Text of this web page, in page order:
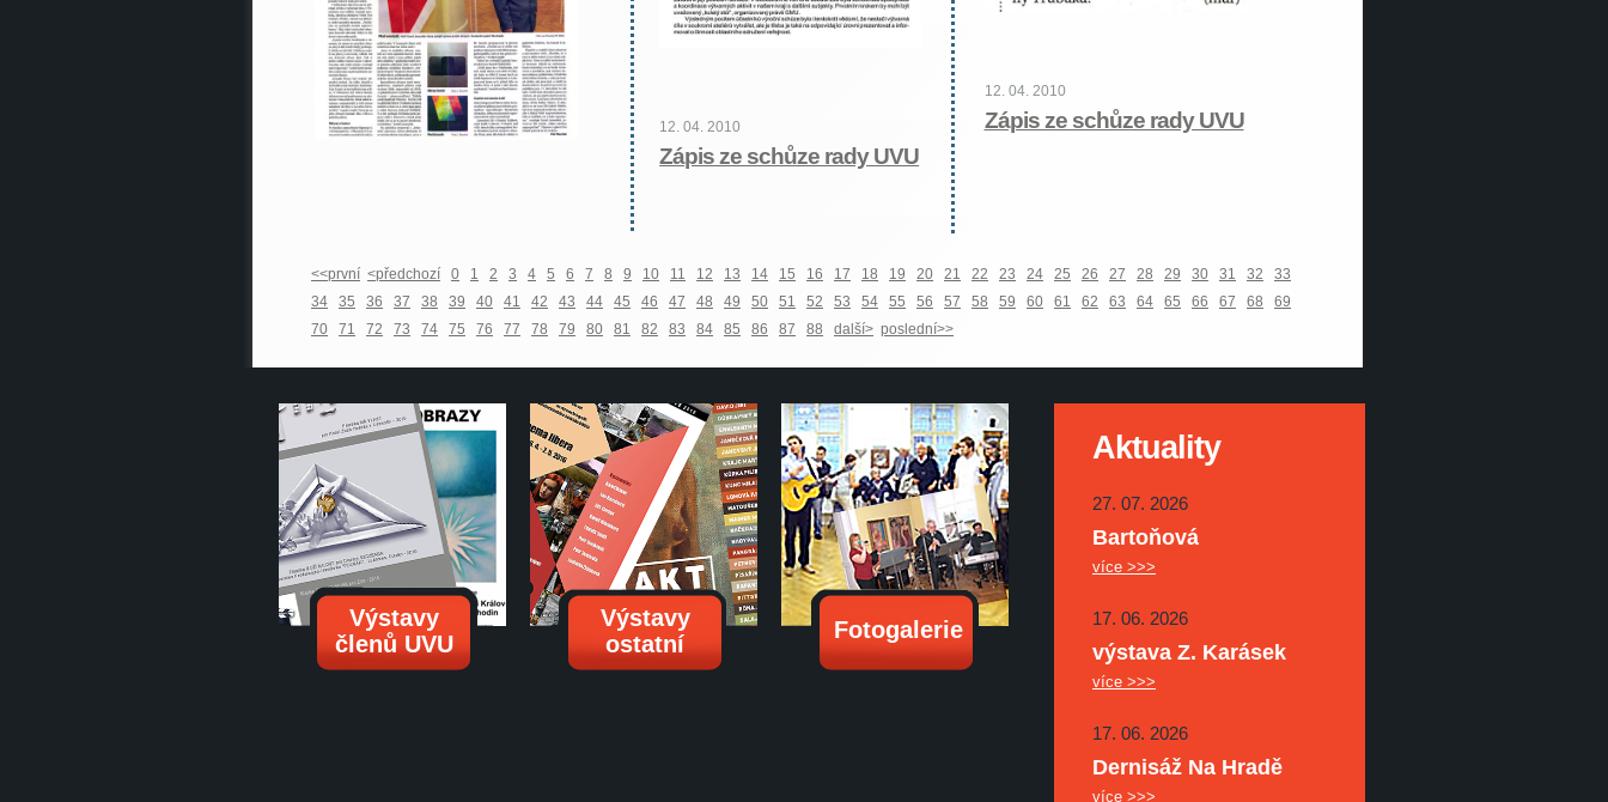
12. 04. 2010
Zápis ze schůze rady UVU
12. 04. 2010
Zápis ze schůze rady UVU
<<první <předchozí 0 1 2 3 4 5 6 7 8 9 10 11 12 13 14 15 16 17 18 19 20 21 22 23 24 25 26 27 28 29 30 31 32
33
34
35 36 37 38 39 40 41 42 43 44 45 46 47 48 49 50 51 52 53 54 55 56 57 58 59 60 61 62 63 64 65 66 67 68
69
70
71 72 73 74 75 76 77 78 79 80 81 82 83 84 85 86 87 88 další> poslední>>
Výstavy
členů UVU
Výstavy
ostatní
Fotogalerie
Aktuality
27. 07. 2026
Bartoňová
více >>>
17. 06. 2026
výstava Z. Karásek
více >>>
17. 06. 2026
Dernisáž Na Hradě
více >>>